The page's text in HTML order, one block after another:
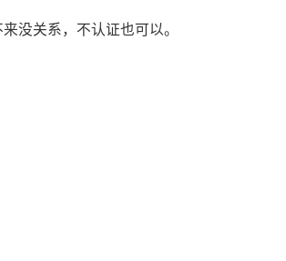
没关系，不认证也可以。